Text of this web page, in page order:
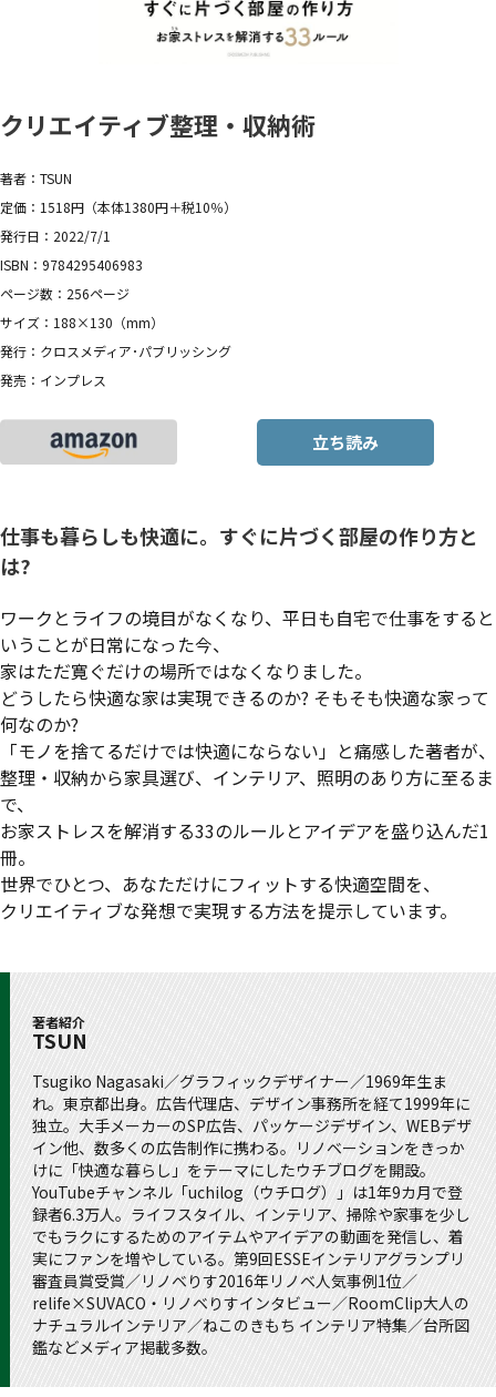
クリエイティブ整理・収納術
著者：TSUN
定価：1518円（本体1380円＋税10％）
発行日：2022/7/1
ISBN：9784295406983
ページ数：256ページ
サイズ：188×130（mm）
発行：クロスメディア･パブリッシング
発売：インプレス
立ち読み
仕事も暮らしも快適に。すぐに片づく部屋の作り方と
は?
ワークとライフの境目がなくなり、平日も自宅で仕事をすると
いうことが日常になった今、
家はただ寛ぐだけの場所ではなくなりました。
どうしたら快適な家は実現できるのか? そもそも快適な家って
何なのか?
「モノを捨てるだけでは快適にならない」と痛感した著者が、
整理・収納から家具選び、インテリア、照明のあり方に至るま
で、
お家ストレスを解消する33のルールとアイデアを盛り込んだ1
冊。
世界でひとつ、あなただけにフィットする快適空間を、
クリエイティブな発想で実現する方法を提示しています。
著者紹介
TSUN
Tsugiko Nagasaki／グラフィックデザイナー／1969年生ま
れ。東京都出身。広告代理店、デザイン事務所を経て1999年に
独立。大手メーカーのSP広告、パッケージデザイン、WEBデザ
イン他、数多くの広告制作に携わる。リノベーションをきっか
けに「快適な暮らし」をテーマにしたウチブログを開設。
YouTubeチャンネル「uchilog（ウチログ）」は1年9カ月で登
録者6.3万人。ライフスタイル、インテリア、掃除や家事を少し
でもラクにするためのアイテムやアイデアの動画を発信し、着
実にファンを増やしている。第9回ESSEインテリアグランプリ
審査員賞受賞／リノベりす2016年リノベ人気事例1位／
relife×SUVACO・リノベりすインタビュー／RoomClip大人の
ナチュラルインテリア／ねこのきもち インテリア特集／台所図
鑑などメディア掲載多数。